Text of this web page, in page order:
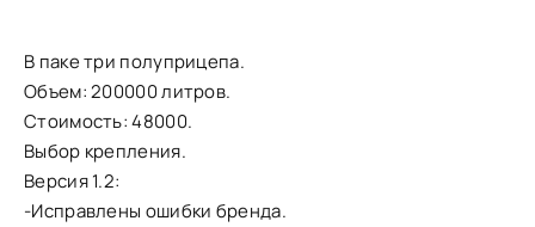
В паке три полуприцепа.
Объем: 200000 литров.
Стоимость: 48000.
Выбор крепления.
Версия 1.2:
-Исправлены ошибки бренда.